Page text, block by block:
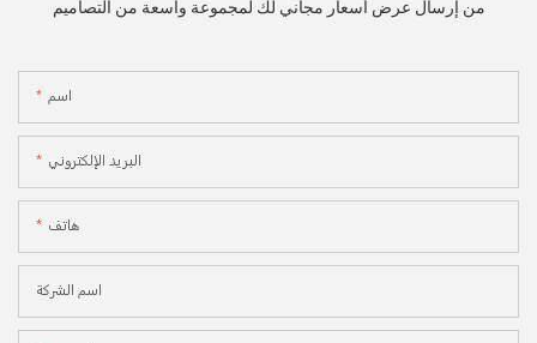
من إرسال عرض أسعار مجاني لك لمجموعة واسعة من التصاميم
اسم
البريد الإلكتروني
هاتف
اسم الشركة